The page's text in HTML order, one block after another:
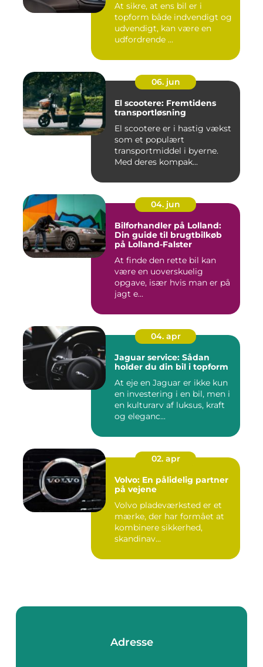
At sikre, at ens bil er i
topform både indvendigt og
udvendigt, kan være en
udfordrende ...
06. jun
El scootere: Fremtidens
transportløsning
El scootere er i hastig vækst
som et populært
transportmiddel i byerne.
Med deres kompak...
04. jun
Bilforhandler på Lolland:
Din guide til brugtbilkøb
på Lolland-Falster
At finde den rette bil kan
være en uoverskuelig
opgave, især hvis man er på
jagt e...
04. apr
Jaguar service: Sådan
holder du din bil i topform
At eje en Jaguar er ikke kun
en investering i en bil, men i
en kulturarv af luksus, kraft
og eleganc...
02. apr
Volvo: En pålidelig partner
på vejene
Volvo pladeværksted er et
mærke, der har formået at
kombinere sikkerhed,
skandinav...
Adresse